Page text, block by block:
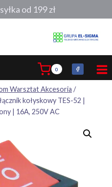
0
Warsztat Akcesoria /
kołyskowy TES-52 |
| 16A, 250V AC
od 199 zł